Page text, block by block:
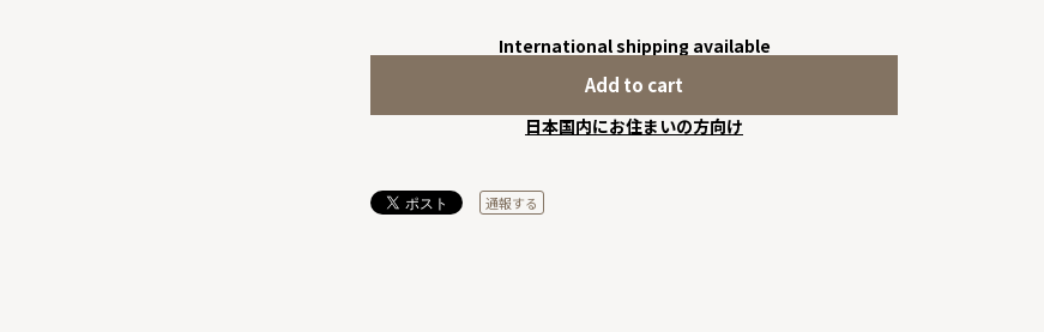
International shipping available
Add to cart
日本国内にお住まいの方向け
通報する